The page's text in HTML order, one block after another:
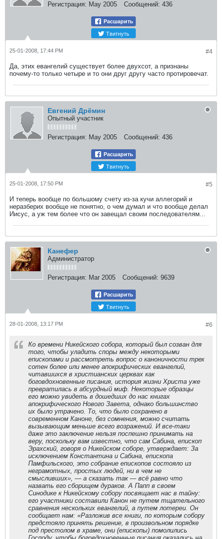
Регистрация: May 2005 Сообщений: 436
Расшарить
Твитнуть
#4
25-01-2008, 17:44 PM
Да, этих евангелий существует более двухсот, а признаны
почему-то только четыре и то они друг другу часто протировечат.
Евгений Дрёмин
Опытный участник
Регистрация: May 2005 Сообщений: 436
Расшарить
Твитнуть
#5
25-01-2008, 17:50 PM
И теперь вообще по большому счету из-за кучи аллегорий и
неразберих вообще не понятно, о чем думал и что вообще делал
Иисус, а уж тем более что он завещал своим последователям...
Канефер
Администратор
Регистрация: Mar 2005 Сообщений: 9639
Расшарить
Твитнуть
#6
28-01-2008, 13:17 PM
Ко времени Никейского собора, который был созван для
того, чтобы уладить споры между некоторыми
епископами и рассмотреть вопрос о каноничности трех
сотен более или менее апокрифических евангелий,
читавшихся в христианских церквах как
боговдохновенные писания, история жизни Христа уже
превратилась в абсурдный миф. Некоторые образцы
его можно увидеть в дошедших до нас книгах
апокрифического Нового Завета, однако большинство
их было утрачено. То, что было сохранено в
современном Каноне, без сомнения, можно считать
вызывающим меньше всего возражений. И все-таки
даже это заключение нельзя поспешно принимать на
веру, поскольку вам известно, что сам Сабина, епископ
Эрахский, говоря о Никейском соборе, утверждает: За
исключением Константина и Сабина, епископа
Памфильского, это собрание епископов состояло из
неграмотных, простых людей, ни в чем не
смысливших», — а сказать так — всё равно что
назвать его сборищем дураков. А Папп в своем
Синодике к Никейскому собору посвящает нас в тайну:
его участники составили Канон не путем тщательного
сравнения нескольких евангелий, а путем лотереи. Он
сообщает нам: «Разложив все книги, по которым собору
предстояло принять решение, в произвольном порядке
под престолом в храме, они (епископы) помолились